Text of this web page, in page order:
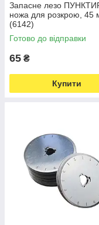
Запасне лезо
ножа для розкрою, 45
(6142)
Готово до відправки
65 ₴
Купити